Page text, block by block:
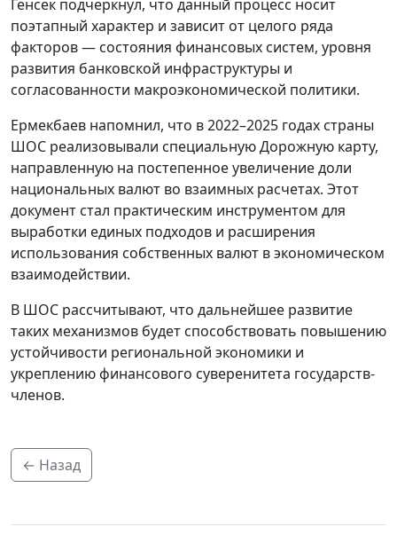
Генсек подчеркнул, что данный процесс носит
поэтапный характер и зависит от целого ряда
факторов — состояния финансовых систем, уровня
развития банковской инфраструктуры и
согласованности макроэкономической политики.
Ермекбаев напомнил, что в 2022–2025 годах страны
ШОС реализовывали специальную Дорожную карту,
направленную на постепенное увеличение доли
национальных валют во взаимных расчетах. Этот
документ стал практическим инструментом для
выработки единых подходов и расширения
использования собственных валют в экономическом
взаимодействии.
В ШОС рассчитывают, что дальнейшее развитие
таких механизмов будет способствовать повышению
устойчивости региональной экономики и
укреплению финансового суверенитета государств-
членов.
← Назад